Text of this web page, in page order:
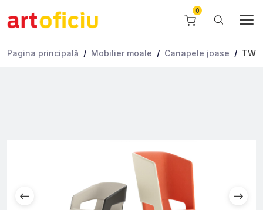
Pagina principală Mobilier moale Canapele joase